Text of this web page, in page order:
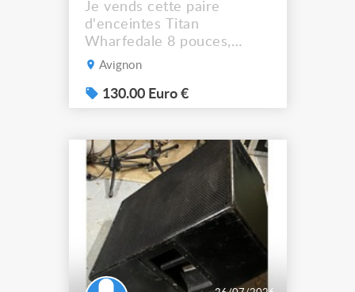
Je vends cette paire
d'enceintes Titan
Wharfedale 8 pouces,
idéales pour une utilisation
professionnelle. Ces
enceintes habituellement
modifiée par mes soins . Un
filtre monacor DN 2618 a
été ajouté pour le filtrage
basse / aigus . Connexion
en XLR seulement ...
Avignon
130.00 Euro €